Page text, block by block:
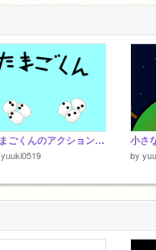
たまごくんのアクションゲーム！！
yuuki0519
小さ
by